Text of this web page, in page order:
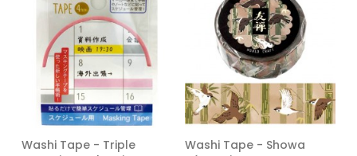
Washi Tape - Triple
Washi Tape - Showa